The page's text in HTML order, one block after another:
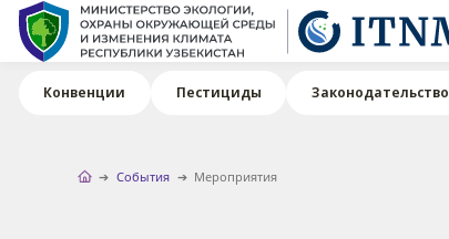
Конвенции Пестициды Законодательство
События Мероприятия